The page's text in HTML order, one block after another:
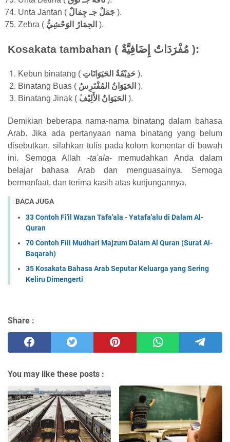
Unta Jantan ( جَمَلٌ جـ جِمَالٌ ).
Zebra ( الحِمَارُ الوَحْشِيُّ ).
Kosakata tambahan ( مُفْرَدَاتٌ إِضَافِيَّةٌ ):
Kebun binatang ( حَدِيْقَةُ الحَيَوَانَاتِ
).
Binatang Buas ( الحَيَوَانُ المُفْتَرِسُ ).
Binatang Jinak ( الحَيَوَانُ الأَلِيْف ).
Demikian beberapa nama-nama binatang dalam bahasa
Arab. Jika ada pertanyaan nama binatang yang belum
disebutkan, silahkan tulis pada kolom komentar di bawah
ini. Semoga All ah -ta'ala- memudahkan Anda dalam
belajar bahasa Arab dan menguasainya. Semoga
bermanfaat, dan terima kasih atas kunjungannya.
BACA JUGA
33 Contoh Fi'il Wazan Tafa'ala - Yatafa'alu di Dalam Al-
Quran
70 Contoh Fiil Mudhari Majzum Dalam Al Quran (Surat Al-
Baqarah)
35 Kosakata Bahasa Arab Seputar Keluarga yang Sering
Keliru Dimengerti
Share :
You may like these posts :